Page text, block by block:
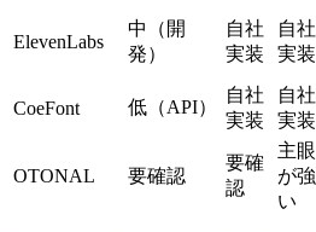
ElevenLabs
中（開
発）
自社
実装
自社
実装
CoeFont 低（API）
自社
実装
自社
実装
OTONAL 要確認
要確
認
主眼
が強
い